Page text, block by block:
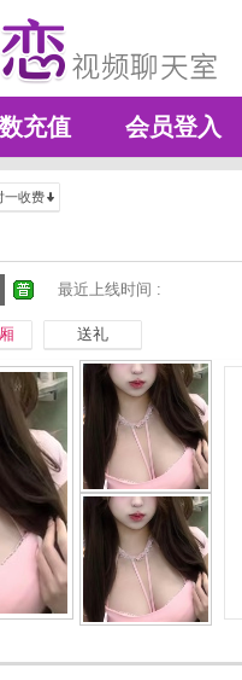
充值 会员登入
一收费
最近上线时间 :
送礼